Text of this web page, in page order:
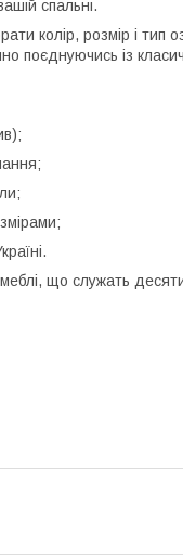
спальні.
колір, розмір і тип
поєднуючись із
що служать